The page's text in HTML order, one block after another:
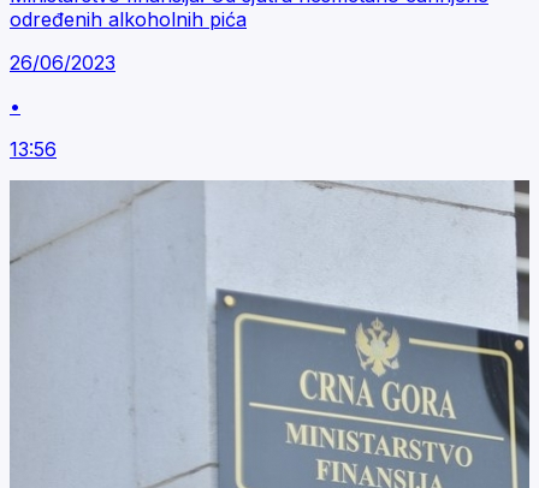
određenih alkoholnih pića
26/06/2023
•
13:56